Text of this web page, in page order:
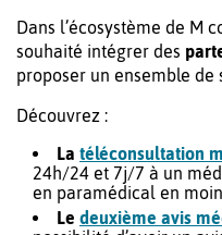
Dans l’écosystème de M
souhaité intégrer des
proposer un ensemble de
Découvrez :
La téléconsultation
24h/24 et 7j/7 à un
en paramédical en
Le deuxième avis